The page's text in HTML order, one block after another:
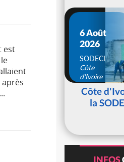
est
6 Août
2026
SODECI
Côte
d'Ivoire
Côte
la
INFOS